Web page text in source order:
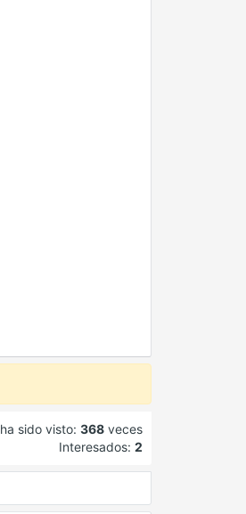
sido visto: 368 veces
Interesados: 2